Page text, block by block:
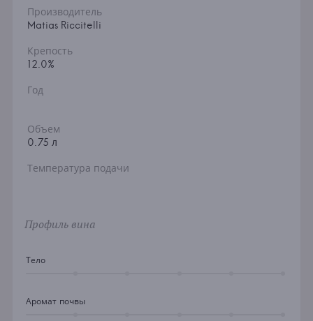
Производитель
Matias Riccitelli
Крепость
12.0%
Год
Объем
0.75 л
Температура подачи
Профиль вина
Тело
Аромат почвы